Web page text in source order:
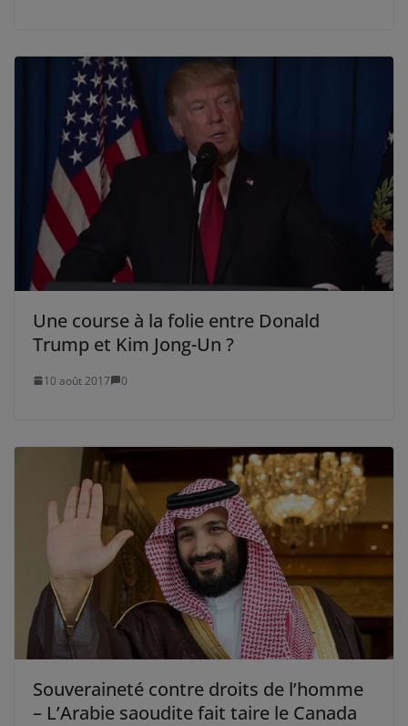
Une course à la folie entre Donald
Trump et Kim Jong-Un ?
10 août 2017 0
Souveraineté contre droits de l’homme
– L’Arabie saoudite fait taire le Canada